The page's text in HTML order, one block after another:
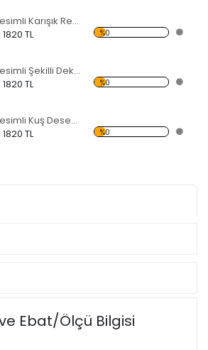
Daire Kesimli Karışık Renkler Dekoratif Ahşap Çerçeveli Ayna
1820 TL %0
Daire Kesimli Şekilli Dekoratif Ahşap Çerçeveli Ayna
1820 TL %0
Daire Kesimli Kuş Desenli Dekoratif Ahşap Çerçeveli Ayna
1820 TL %0
Ebat/Ölçü Bilgisi